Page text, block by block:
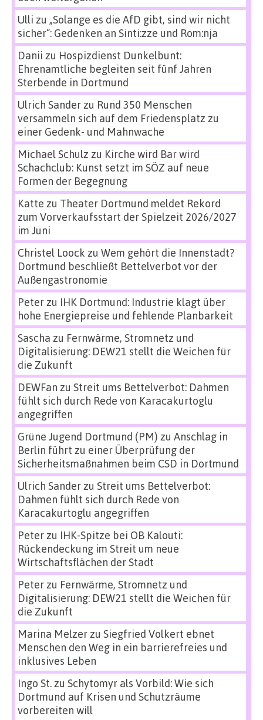
Ulli zu „Solange es die AfD gibt, sind wir nicht
sicher“: Gedenken an Sinti:zze und Rom:nja
Danii zu Hospizdienst Dunkelbunt:
Ehrenamtliche begleiten seit fünf Jahren
Sterbende in Dortmund
Ulrich Sanderzu Rund 350 Menschen
versammeln sich auf dem Friedensplatz zu
einer Gedenk- und Mahnwache
Michael Schulz zu Kirche wird Bar wird
Schachclub: Kunst setzt im SÖZ auf neue
Formen der Begegnung
Katte zu Theater Dortmund meldet Rekord
zum Vorverkaufsstart der Spielzeit 2026/2027
im Juni
Christel Loock zu Wem gehört die Innenstadt?
Dortmund beschließt Bettelverbot vor der
Außengastronomie
Peterzu IHK Dortmund: Industrie klagt über
hohe Energiepreise und fehlende Planbarkeit
Sascha zu Fernwärme, Stromnetz und
Digitalisierung: DEW21 stellt die Weichen für
die Zukunft
DEWFan zu Streit ums Bettelverbot: Dahmen
fühlt sich durch Rede von Karacakurtoglu
angegriffen
Grüne Jugend Dortmund (PM) zu Anschlag in
Berlin führt zu einer Überprüfung der
Sicherheitsmaßnahmen beim CSD in Dortmund
Ulrich Sanderzu Streit ums Bettelverbot:
Dahmen fühlt sich durch Rede von
Karacakurtoglu angegriffen
Peterzu IHK-Spitze bei OB Kalouti:
Rückendeckung im Streit um neue
Wirtschaftsflächen der Stadt
Peterzu Fernwärme, Stromnetz und
Digitalisierung: DEW21 stellt die Weichen für
die Zukunft
Marina Melzerzu Siegfried Volkert ebnet
Menschen den Weg in ein barrierefreies und
inklusives Leben
Ingo St.zu Schytomyr als Vorbild: Wie sich
Dortmund auf Krisen und Schutzräume
vorbereiten will